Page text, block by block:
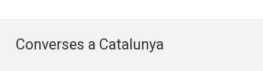
Converses a Catalunya